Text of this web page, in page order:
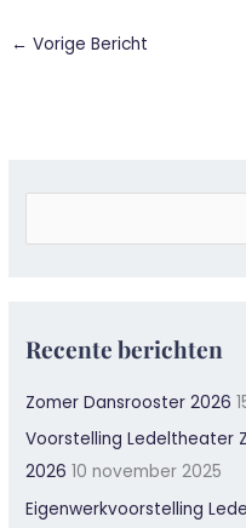
← Vorige Bericht
Recente berichten
Zomer Dansrooster 2026
Voorstelling Ledeltheater
2026 10 november 2025
Eigenwerkvoorstelling